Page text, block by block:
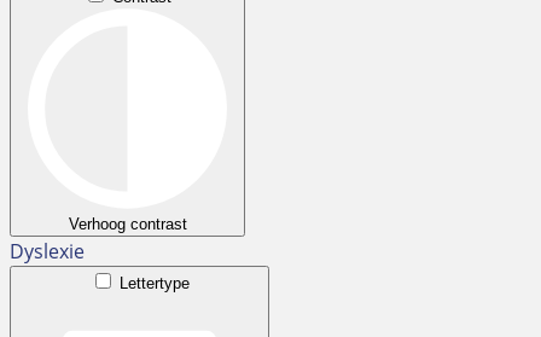
Verhoog contrast
Dyslexie
Lettertype